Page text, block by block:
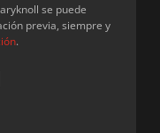
se puede
previa, siempre y
.